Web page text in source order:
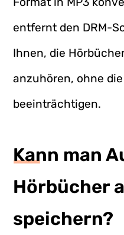
entfernt den DRM-
Ihnen, die
anzuhören, ohne
beeinträchtigen.
Kann man
Hörbücher
speichern?